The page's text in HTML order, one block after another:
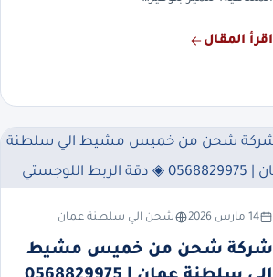
اقرأ المقال
14 مارس 2026 شحن الي سلطنة عمان
شركة شحن من خميس مشيط